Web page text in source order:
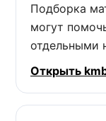
Подборка
могут
отдельными
Открыть